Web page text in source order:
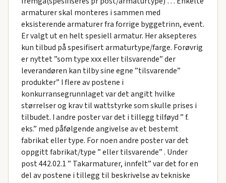
armaturer skal monteres i sammen med
eksisterende armaturer fra forrige byggetrinn, event.
Er valgt ut en helt spesiell armatur. Her aksepteres
kun tilbud på spesifisert armaturtype/farge. Forøvrig
er nyttet ”som type xxx eller tilsvarende” der
leverandøren kan tilby sine egne ”tilsvarende”
produkter” I flere av postene i
konkurransegrunnlaget var det angitt hvilke
størrelser og krav til wattstyrke som skulle prises i
tilbudet. I andre poster var det i tillegg tilføyd ” f.
eks.” med påfølgende angivelse av et bestemt
fabrikat eller type. For noen andre poster var det
oppgitt fabrikat/type ” eller tilsvarende” . Under
post 442.02.1 ” Takarmaturer, innfelt” var det for en
del av postene i tillegg til beskrivelse av tekniske